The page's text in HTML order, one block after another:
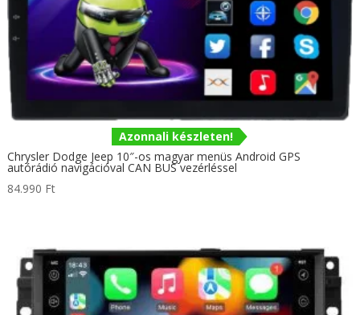
Azonnali készleten!
Chrysler Dodge Jeep 10″-os magyar menüs Android GPS
autórádió navigációval CAN BUS vezérléssel
84.990 Ft